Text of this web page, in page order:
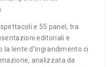
e 55 panel, tra
editoriali e
la lente d’ingrandimento ci
analizzata da